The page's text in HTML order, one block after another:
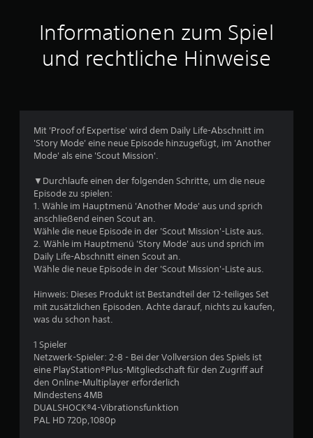
t
t
c
e
B
e
e
r
u
Informationen zum Spiel
und rechtliche Hinweise
Mit 'Proof of Expertise' wird dem Daily Life-Abschnitt im
'Story Mode' eine neue Episode hinzugefügt, im 'Another
Mode' als eine 'Scout Mission'.
▼Durchlaufe einen der folgenden Schritte, um die neue
Episode zu spielen:
1. Wähle im Hauptmenü 'Another Mode' aus und sprich
anschließend einen Scout an.
Wähle die neue Episode in der 'Scout Mission'-Liste aus.
2. Wähle im Hauptmenü 'Story Mode' aus und sprich im
Daily Life-Abschnitt einen Scout an.
Wähle die neue Episode in der 'Scout Mission'-Liste aus.
Hinweis: Dieses Produkt ist Bestandteil der 12-teiliges Set
mit zusätzlichen Episoden. Achte darauf, nichts zu kaufen,
was du schon hast.
1 Spieler
Netzwerk-Spieler: 2-8 - Bei der Vollversion des Spiels ist
eine PlayStation®Plus-Mitgliedschaft für den Zugriff auf
den Online-Multiplayer erforderlich
Mindestens 4MB
DUALSHOCK®4-Vibrationsfunktion
PAL HD 720p,1080p